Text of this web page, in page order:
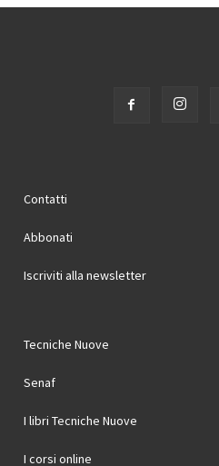
Contatti
Abbonati
Iscriviti alla newsletter
Tecniche Nuove
Senaf
I libri Tecniche Nuove
I corsi online